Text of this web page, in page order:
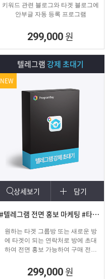
키워드 관련 블로그와 타겟 블로그에
안부글 자동 등록 프로그램
299,000 원
텔레그램 강제 초대기
상세보기 담기
#텔레그램 전면 홍보 마케팅 #타겟팅 회원 유입
원하는 타겟 그룹방 또는 새로운 방
에 타겟이 되는 연락처로 방에 초대
하여 전면 홍보 가능하여 구매 전환
299,000 원
NEW